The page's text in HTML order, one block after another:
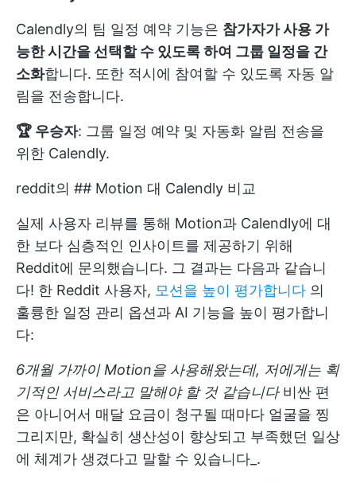
Calendly의 팀 일정 예약 기능은 참가자가 사용 가
능한 시간을 선택할 수 있도록 하여 그룹 일정을 간
소화합니다. 또한 적시에 참여할 수 있도록 자동 알
림을 전송합니다.
🏆 우승자: 그룹 일정 예약 및 자동화 알림 전송을
위한 Calendly.
reddit의 ## Motion 대 Calendly 비교
실제 사용자 리뷰를 통해 Motion과 Calendly에 대
한 보다 심층적인 인사이트를 제공하기 위해
Reddit에 문의했습니다. 그 결과는 다음과 같습니
다! 한 Reddit 사용자, 모션을 높이 평가합니다 의
훌륭한 일정 관리 옵션과 AI 기능을 높이 평가합니
다:
6개월 가까이 Motion을 사용해왔는데, 저에게는 획
기적인 서비스라고 말해야 할 것 같습니다 비싼 편
은 아니어서 매달 요금이 청구될 때마다 얼굴을 찡
그리지만, 확실히 생산성이 향상되고 부족했던 일상
에 체계가 생겼다고 말할 수 있습니다_.